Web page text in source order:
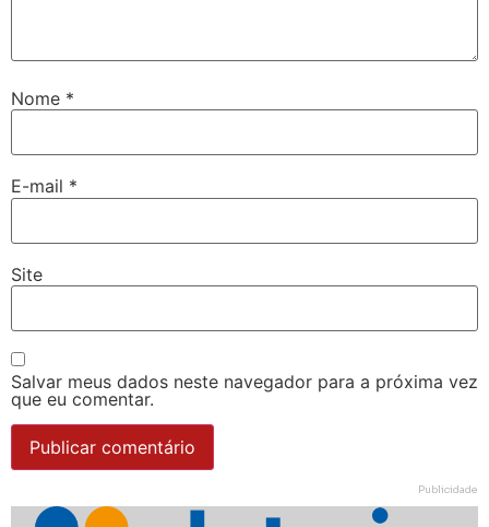
Nome *
E-mail *
Site
Salvar meus dados neste navegador para a próxima vez
que eu comentar.
Publicidade